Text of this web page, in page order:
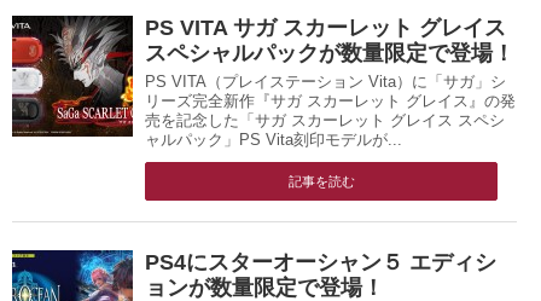
PS VITA サガ スカーレット グレイス
スペシャルパックが数量限定で登場！
PS VITA（プレイステーション Vita）に「サガ」シ
リーズ完全新作『サガ スカーレット グレイス』の発
売を記念した「サガ スカーレット グレイス スペシ
ャルパック」PS Vita刻印モデルが...
記事を読む
PS4にスターオーシャン５ エディシ
ョンが数量限定で登場！